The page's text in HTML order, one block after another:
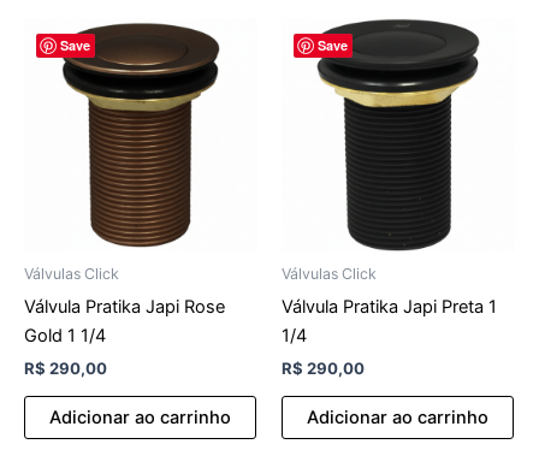
Save
Válvulas Click
Válvula Pratika Japi Rose
Gold 1 1/4
R$ 290,00
Adicionar ao carrinho
Save
Válvulas Click
Válvula Pratika Japi Preta 1
1/4
R$ 290,00
Adicionar ao carrinho